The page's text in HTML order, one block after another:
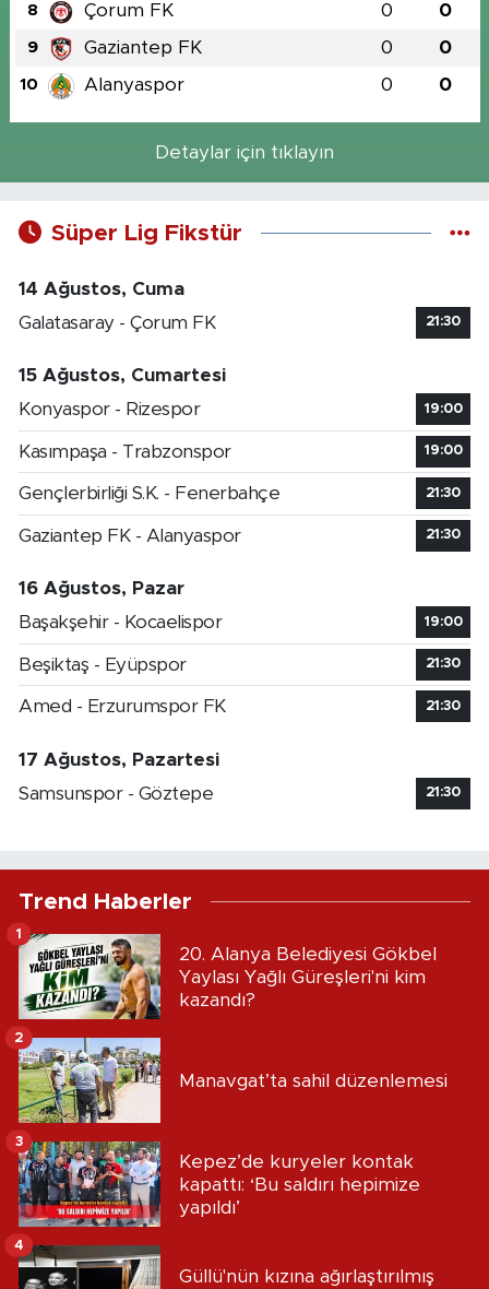
8 Çorum FK 0 0
9 Gaziantep FK 0 0
10 Alanyaspor 0 0
Detaylar için tıklayın
Süper Lig Fikstür
14 Ağustos, Cuma
Galatasaray - Çorum FK
21:30
15 Ağustos, Cumartesi
Konyaspor - Rizespor
19:00
Kasımpaşa - Trabzonspor 19:00
Gençlerbirliği S.K. - Fenerbahçe 21:30
Gaziantep FK - Alanyaspor 21:30
16 Ağustos, Pazar
Başakşehir - Kocaelispor
19:00
Beşiktaş - Eyüpspor 21:30
Amed - Erzurumspor FK 21:30
17 Ağustos, Pazartesi
Samsunspor - Göztepe
21:30
Trend Haberler
20. Alanya Belediyesi Gökbel
Yaylası Yağlı Güreşleri'ni kim
kazandı?
1
Manavgat’ta sahil düzenlemesi
2
Kepez’de kuryeler kontak
kapattı: ‘Bu saldırı hepimize
yapıldı’
3
Güllü'nün kızına ağırlaştırılmış
4